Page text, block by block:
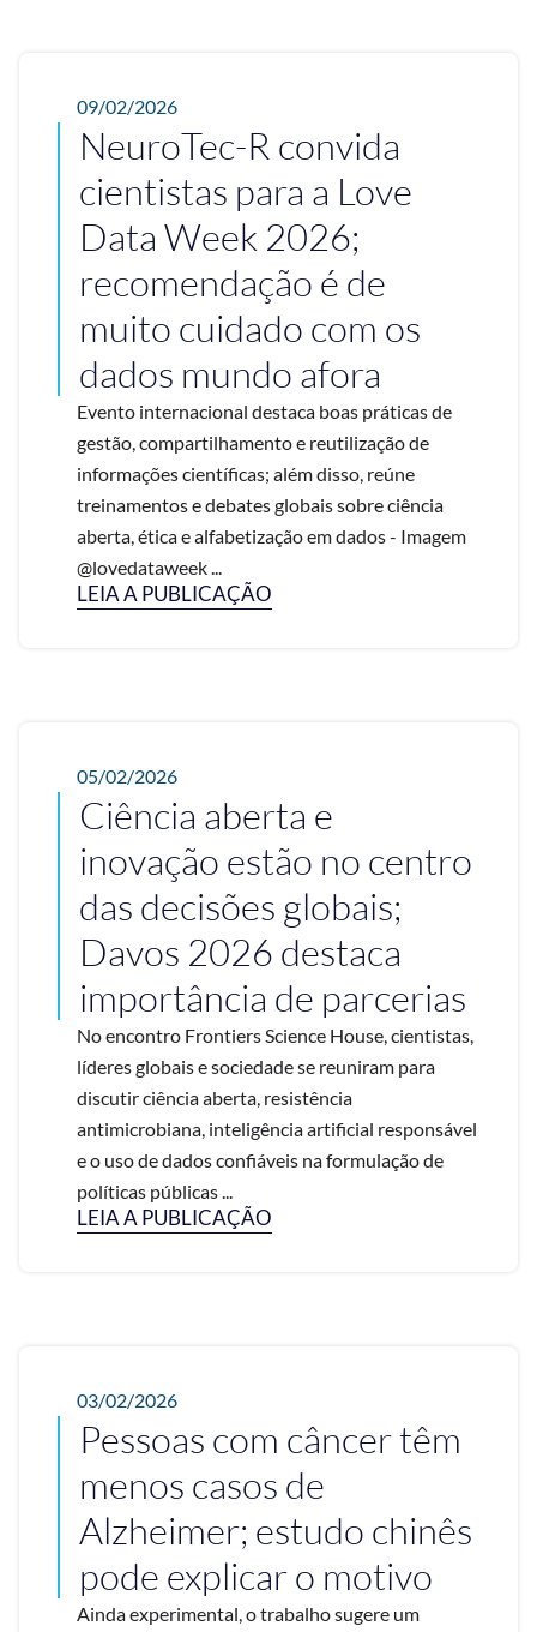
09/02/2026
NeuroTec-R convida
cientistas para a Love
Data Week 2026;
recomendação é de
muito cuidado com os
dados mundo afora
Evento internacional destaca boas práticas de
gestão, compartilhamento e reutilização de
informações científicas; além disso, reúne
treinamentos e debates globais sobre ciência
aberta, ética e alfabetização em dados - Imagem
@lovedataweek ...
LEIA A PUBLICAÇÃO
05/02/2026
Ciência aberta e
inovação estão no centro
das decisões globais;
Davos 2026 destaca
importância de parcerias
No encontro Frontiers Science House, cientistas,
líderes globais e sociedade se reuniram para
discutir ciência aberta, resistência
antimicrobiana, inteligência artificial responsável
e o uso de dados confiáveis na formulação de
políticas públicas ...
LEIA A PUBLICAÇÃO
03/02/2026
Pessoas com câncer têm
menos casos de
Alzheimer; estudo chinês
pode explicar o motivo
Ainda experimental, o trabalho sugere um